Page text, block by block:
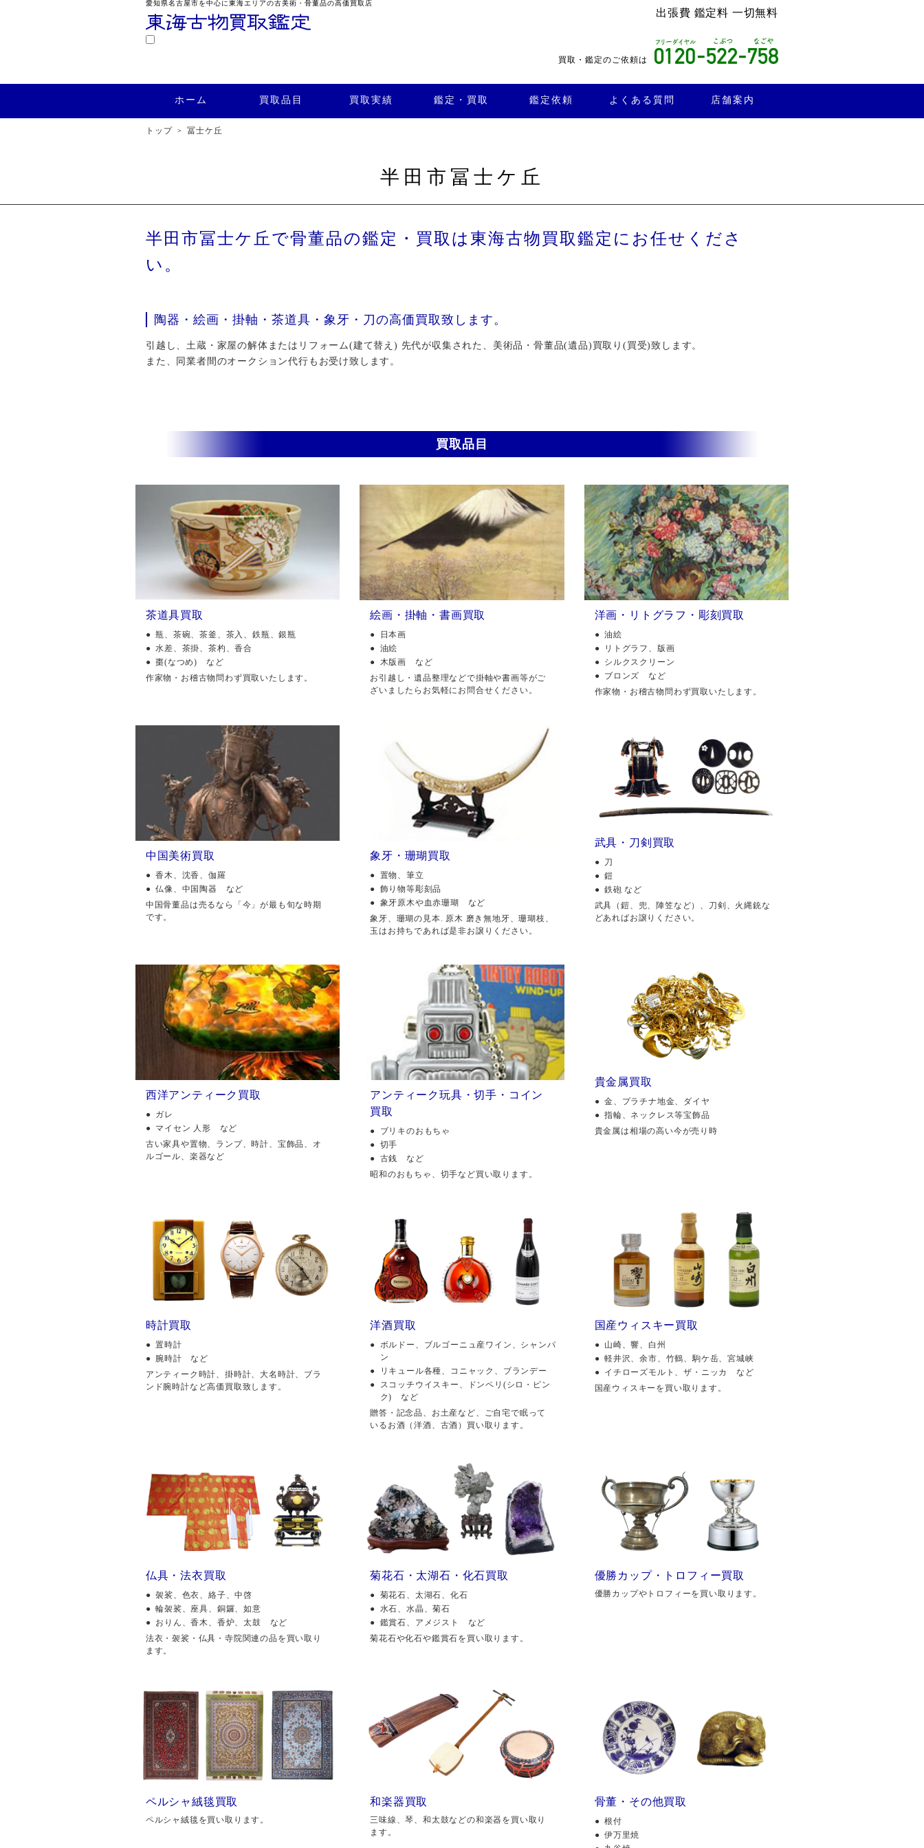
愛知県名古屋市を中心に東海エリアの古美術・骨董品の高価買取店
出張費 鑑定料 一切無料
買取・鑑定のご依頼は
ホーム 買取品目 買取実績 鑑定・買取 鑑定依頼 よくある質問 店舗案内
トップ 冨士ケ丘
半田市冨士ケ丘
半田市冨士ケ丘で骨董品の鑑定・買取は東海古物買取鑑定にお任せくださ
い。
陶器・絵画・掛軸・茶道具・象牙・刀の高価買取致します。
引越し、土蔵・家屋の解体またはリフォーム(建て替え) 先代が収集された、美術品・骨董品(遺品)買取り(買受)致します。
また、同業者間のオークション代行もお受け致します。
買取品目
茶道具買取
瓶、茶碗、茶釜、茶入、鉄瓶、銀瓶
水差、茶掛、茶杓、香合
棗(なつめ) など
作家物・お稽古物問わず買取いたします。
絵画・掛軸・書画買取
日本画
油絵
木版画 など
お引越し・遺品整理などで掛軸や書画等がご
ざいましたらお気軽にお問合せください。
洋画・リトグラフ・彫刻買取
油絵
リトグラフ、版画
シルクスクリーン
ブロンズ など
作家物・お稽古物問わず買取いたします。
中国美術買取
香木、沈香、伽羅
仏像、中国陶器 など
中国骨董品は売るなら「今」が最も旬な時期
です。
象牙・珊瑚買取
置物、筆立
飾り物等彫刻品
象牙原木や血赤珊瑚 など
象牙、珊瑚の見本. 原木 磨き無地牙、珊瑚枝、
玉はお持ちであれば是非お譲りください。
武具・刀剣買取
刀
鎧
鉄砲 など
武具（鎧、兜、陣笠など）、刀剣、火縄銃な
どあればお譲りください。
西洋アンティーク買取
ガレ
マイセン 人形 など
古い家具や置物、ランプ、時計、宝飾品、オ
ルゴール、楽器など
アンティーク玩具・切手・コイン
買取
ブリキのおもちゃ
切手
古銭 など
昭和のおもちゃ、切手など買い取ります。
貴金属買取
金、プラチナ地金、ダイヤ
指輪、ネックレス等宝飾品
貴金属は相場の高い今が売り時
時計買取
置時計
腕時計 など
アンティーク時計、掛時計、大名時計、ブラ
ンド腕時計など高価買取致します。
洋酒買取
ボルドー、ブルゴーニュ産ワイン、シャンパ
ン
リキュール各種、コニャック、ブランデー
スコッチウイスキー、ドンペリ(シロ・ピン
ク) など
贈答・記念品、お土産など、ご自宅で眠って
いるお酒（洋酒、古酒）買い取ります。
国産ウィスキー買取
山崎、響、白州
軽井沢、余市、竹鶴、駒ケ岳、宮城峡
イチローズモルト、ザ・ニッカ など
国産ウィスキーを買い取ります。
仏具・法衣買取
袈裟、色衣、絡子、中啓
輪袈裟、座具、銅鑼、如意
おりん、香木、香炉、太鼓 など
法衣・袈裟・仏具・寺院関連の品を買い取り
ます。
菊花石・太湖石・化石買取
菊花石、太湖石、化石
水石、水晶、菊石
鑑賞石、アメジスト など
菊花石や化石や鑑賞石を買い取ります。
優勝カップ・トロフィー買取
優勝カップやトロフィーを買い取ります。
ペルシャ絨毯買取
ペルシャ絨毯を買い取ります。
和楽器買取
三味線、琴、和太鼓などの和楽器を買い取り
ます。
骨董・その他買取
根付
伊万里焼